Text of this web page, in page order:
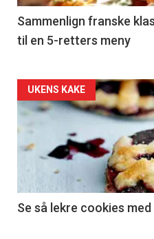
5
Sammenlign franske
til en 5-retters meny
Forsiden
akkurat
nå
6
UKENS KAKE
Se så lekre cookies